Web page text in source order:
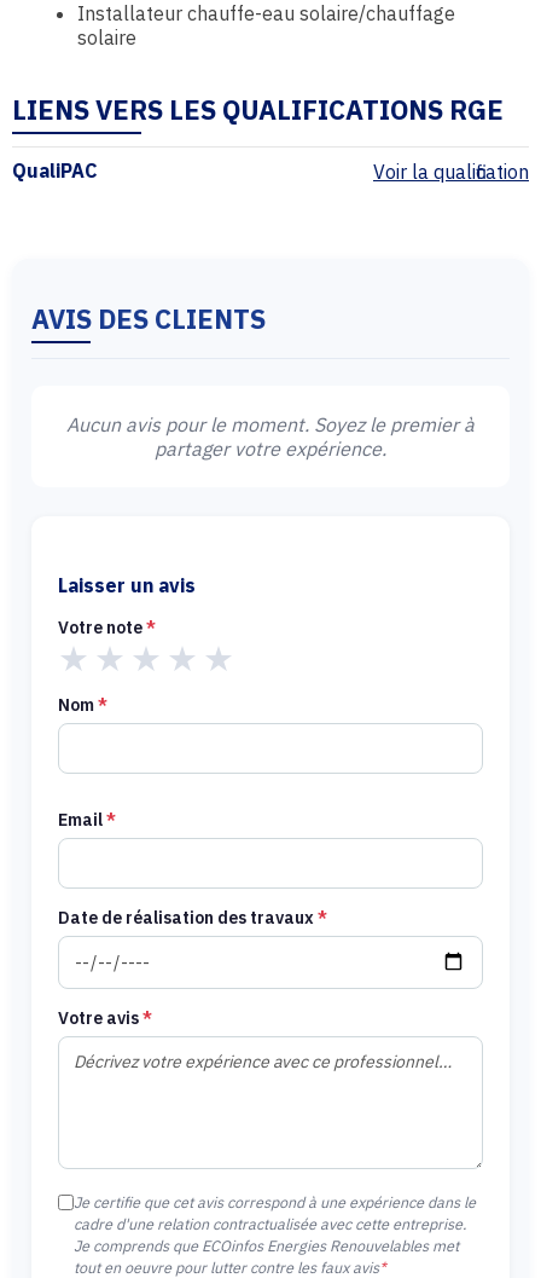
Installateur chauffe-eau solaire/chauffage
solaire
LIENS VERS LES QUALIFICATIONS RGE
QualiPAC Voir la qualification
AVIS DES CLIENTS
Aucun avis pour le moment. Soyez le premier à
partager votre expérience.
Laisser un avis
Votre note*
★ ★ ★ ★ ★
Nom*
Email*
Date de réalisation des travaux *
Votre avis*
Je certifie que cet avis correspond à une expérience dans le
cadre d'une relation contractualisée avec cette entreprise.
Je comprends que ECOinfos Energies Renouvelables met
tout en oeuvre pour lutter contre les faux avis*